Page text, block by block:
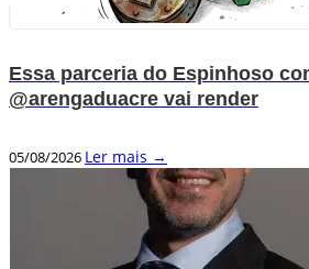
Essa parceria do Espinhoso
@arengaduacre vai render
05/08/2026 Ler mais →